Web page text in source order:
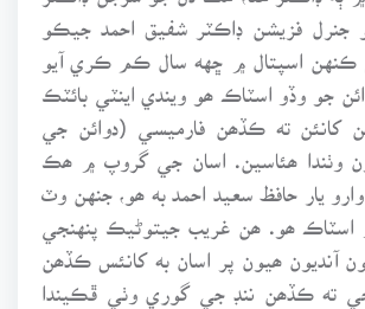
جنرل فزيشن ڊاڪٽر شفيق احمد جيڪو
ڪنهن اسپتال ۾ ڇهه سال ڪم ڪري آيو
جو وڏو اسٽاڪ ھو ويندي اينٽي بائٽڪ
کانئن ته ڪڏھن فارميسي (دوائن جي
وٺندا ھئاسين. اسان جي گروپ ۾ ھڪ
يار حافظ سعيد احمد به ھو، جنهن وٽ
اسٽاڪ ھو. ھن غريب جيتوڻيڪ پنهنجي
آنديون ھيون پر اسان به کانئس ڪڏھن
ته ڪڏھن ننڊ جي گوري وٺي ڦڪيندا